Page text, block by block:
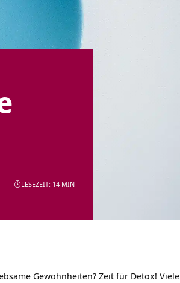
LESEZEIT: 14 MIN
Gewohnheiten? Zeit für Detox! Viele